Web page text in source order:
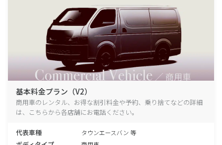
基本料金プラン（V2）
商用車のレンタル、お得な割引料金や予約、乗り捨てなどの詳細
は、こちらから各店舗にお電話ください。
代表車種 タウンエースバン 等